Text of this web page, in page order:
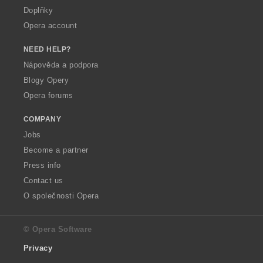
Doplňky
Opera account
NEED HELP?
Nápověda a podpora
Blogy Opery
Opera forums
COMPANY
Jobs
Become a partner
Press info
Contact us
O společnosti Opera
© Opera Software
Privacy